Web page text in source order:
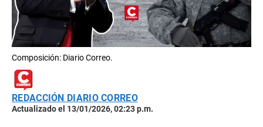
Composición: Diario Correo.
REDACCIÓN DIARIO CORREO
Actualizado el 13/01/2026, 02:23 p.m.